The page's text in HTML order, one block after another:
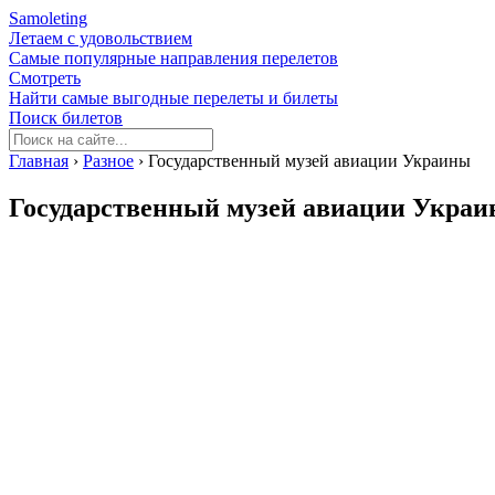
Samoleting
Летаем с удовольствием
Самые популярные направления перелетов
Смотреть
Найти самые выгодные перелеты и билеты
Поиск билетов
Главная › Разное › Государственный музей авиации Украины
Государственный музей авиации